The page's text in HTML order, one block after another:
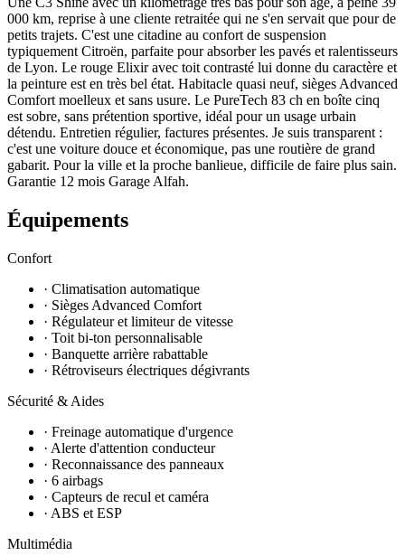
000 km, reprise à une cliente retraitée qui ne s'en servait que pour de
petits trajets. C'est une citadine au confort de suspension
typiquement Citroën, parfaite pour absorber les pavés et ralentisseurs
de Lyon. Le rouge Elixir avec toit contrasté lui donne du caractère et
la peinture est en très bel état. Habitacle quasi neuf, sièges Advanced
Comfort moelleux et sans usure. Le PureTech 83 ch en boîte cinq
est sobre, sans prétention sportive, idéal pour un usage urbain
détendu. Entretien régulier, factures présentes. Je suis transparent :
c'est une voiture douce et économique, pas une routière de grand
gabarit. Pour la ville et la proche banlieue, difficile de faire plus sain.
Garantie 12 mois Garage Alfah.
Équipements
Confort
· Climatisation automatique
· Sièges Advanced Comfort
· Régulateur et limiteur de vitesse
· Toit bi-ton personnalisable
· Banquette arrière rabattable
· Rétroviseurs électriques dégivrants
Sécurité & Aides
· Freinage automatique d'urgence
· Alerte d'attention conducteur
· Reconnaissance des panneaux
· 6 airbags
· Capteurs de recul et caméra
· ABS et ESP
Multimédia